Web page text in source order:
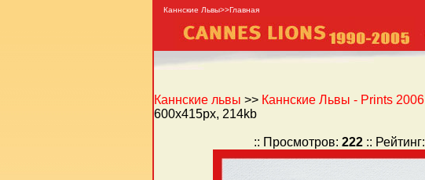
Каннские Львы>>Главная
Каннские львы >> Каннские Львы - Prints 2006
600x415px, 214kb
:: Просмотров: 222:: Рейтинг: